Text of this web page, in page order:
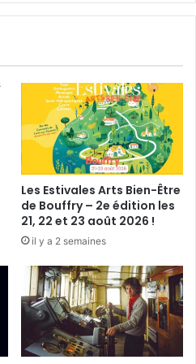
Les Estivales Arts Bien-Être
de Bouffry – 2e édition les
21, 22 et 23 août 2026 !
il y a 2 semaines